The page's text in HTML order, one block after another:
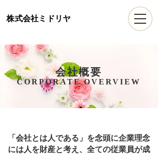
​株式会社ミドリヤ
​会社概要
CORPORATE OVERVIEW
「会社とは人である」を念頭に企業理念
には人を財産と考え、全ての従業員が成